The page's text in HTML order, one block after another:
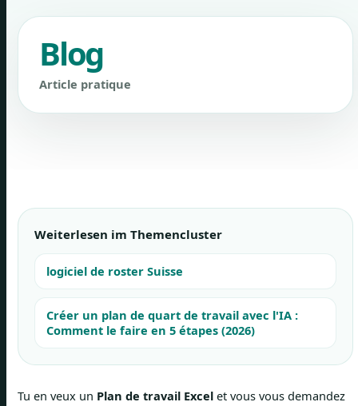
Blog
Article pratique
Weiterlesen im Themencluster
logiciel de roster Suisse
Créer un plan de quart de travail avec l'IA :
Comment le faire en 5 étapes (2026)
Tu en veux un Plan de travail Excel et vous vous demandez